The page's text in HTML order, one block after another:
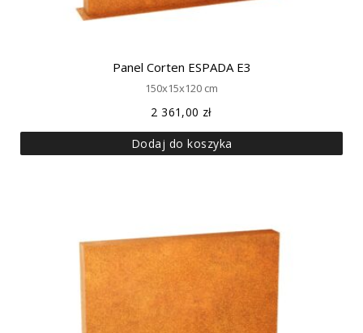
Panel Corten ESPADA E3
150x15x120 cm
2 361,00 zł
Dodaj do koszyka